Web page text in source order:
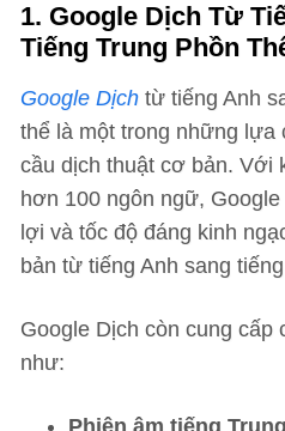
1. Google Dịch Từ
Tiếng Trung Phồn
Google Dịch từ tiếng Anh
thể là một trong những lựa
cầu dịch thuật cơ bản. Với
hơn 100 ngôn ngữ,
lợi và tốc độ đáng kinh
bản từ tiếng Anh sang
Google Dịch còn cung cấp
như:
Phiên âm tiếng